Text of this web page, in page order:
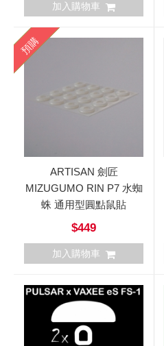
加入購物車
預購
ARTISAN 劍匠
MIZUGUMO RIN P7 水蜘
蛛 通用型圓點鼠貼
$449
加入購物車